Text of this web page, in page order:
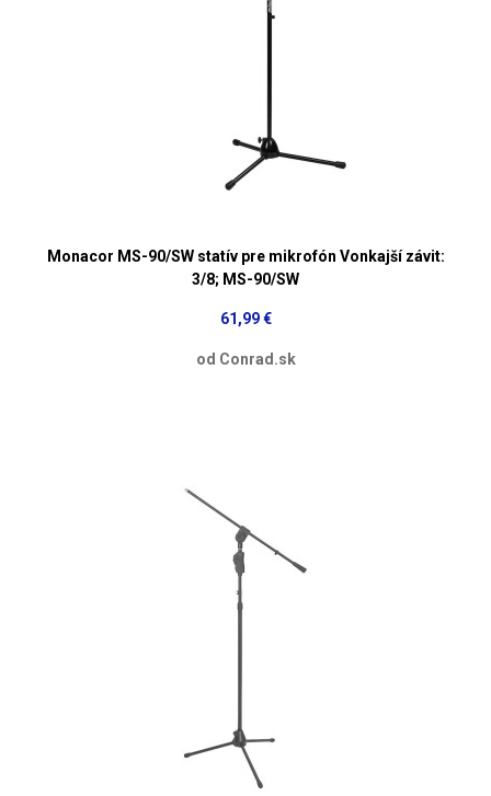
Monacor MS-90/SW statív pre mikrofón Vonkajší závit:
3/8; MS-90/SW
61,99 €
od Conrad.sk